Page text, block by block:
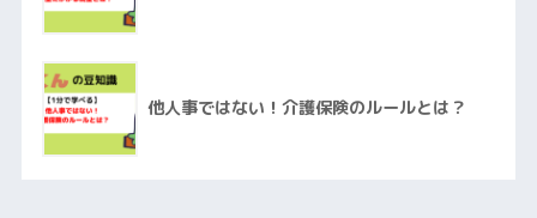
他人事ではない！介護保険のルールとは？